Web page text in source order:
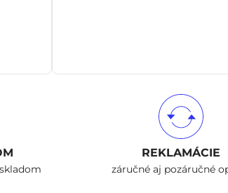
REKLAMÁCIE
záručné aj pozáručné